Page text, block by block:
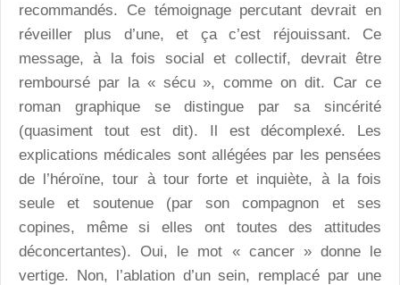
recommandés. Ce témoignage percutant devrait en
réveiller plus d’une, et ça c’est réjouissant. Ce
message, à la fois social et collectif, devrait être
remboursé par la « sécu », comme on dit. Car ce
roman graphique se distingue par sa sincérité
(quasiment tout est dit). Il est décomplexé. Les
explications médicales sont allégées par les pensées
de l’héroïne, tour à tour forte et inquiète, à la fois
seule et soutenue (par son compagnon et ses
copines, même si elles ont toutes des attitudes
déconcertantes). Oui, le mot « cancer » donne le
vertige. Non, l’ablation d’un sein, remplacé par une